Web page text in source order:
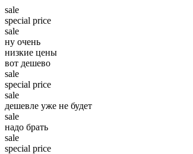
sale
special price
sale
ну очень
низкие цены
вот дешево
sale
special price
sale
дешевле уже не будет
sale
надо брать
sale
special price